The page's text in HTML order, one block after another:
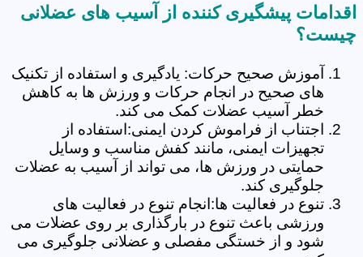
اقدامات پیشگیری کننده از آسیب های عضلانی
چیست؟
آموزش صحیح حرکات: یادگیری و استفاده از تکنیک
های صحیح در انجام حرکات و ورزش ها به کاهش
خطر آسیب عضلات کمک می کند.
اجتناب از فراموش کردن ایمنی:استفاده از
تجهیزات ایمنی، مانند کفش مناسب و وسایل
حمایتی در ورزش ها، می تواند از آسیب به عضلات
جلوگیری کند.
تنوع در فعالیت ها:انجام تنوع در فعالیت های
ورزشی باعث تنوع در بارگذاری بر روی عضلات می
شود و از خستگی مفصلی و عضلانی جلوگیری می